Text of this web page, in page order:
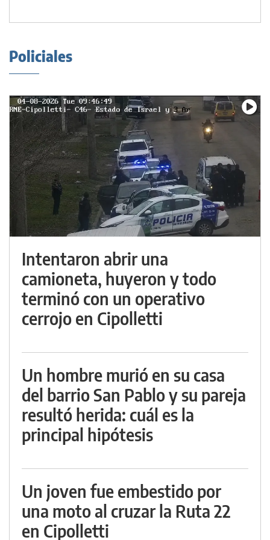
Policiales
Intentaron abrir una
camioneta, huyeron y todo
terminó con un operativo
cerrojo en Cipolletti
Un hombre murió en su casa
del barrio San Pablo y su pareja
resultó herida: cuál es la
principal hipótesis
Un joven fue embestido por
una moto al cruzar la Ruta 22
en Cipolletti